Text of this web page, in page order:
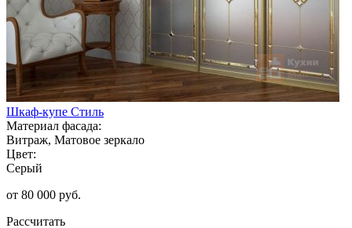
Шкаф-купе Стиль
Материал фасада:
Витраж, Матовое зеркало
Цвет:
Серый
от 80 000 руб.
Рассчитать